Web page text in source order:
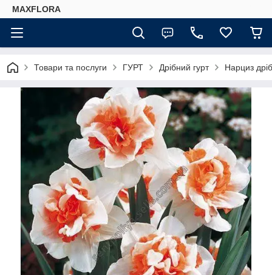
MAXFLORA
Товари та послуги ГУРТ Дрібний гурт Нарциз